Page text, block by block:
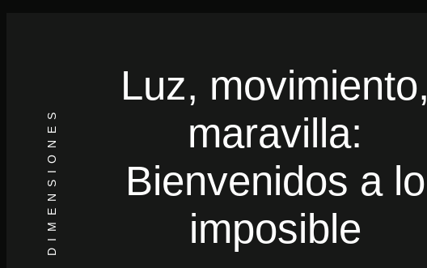
Luz, movimiento,
maravilla:
Bienvenidos a lo
imposible